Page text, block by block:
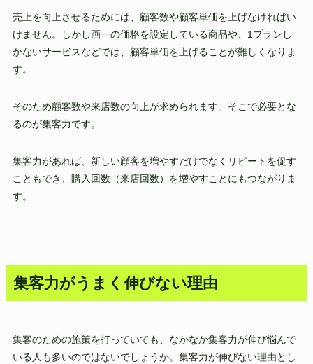
売上を向上させるためには、顧客数や顧客単価を上げなければい
けません。しかし画一の価格を設定している商品や、1プランし
かないサービスなどでは、顧客単価を上げることが難しくなりま
す。
そのため顧客数や来店数の向上が求められます。そこで必要とな
るのが集客力です。
集客力があれば、新しい顧客を増やすだけでなくリピートを促す
こともでき、購入回数（来店回数）を増やすことにもつながりま
す。
集客力がうまく伸びない理由
集客のための施策を打っていても、なかなか集客力が伸び悩んで
いる人も多いのではないでしょうか。集客力が伸びない理由とし